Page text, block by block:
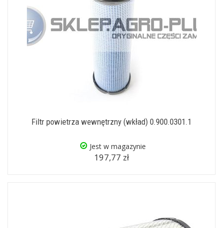
Filtr powietrza wewnętrzny (wkład) 0.900.0301.1
Jest w magazynie
197,77 zł